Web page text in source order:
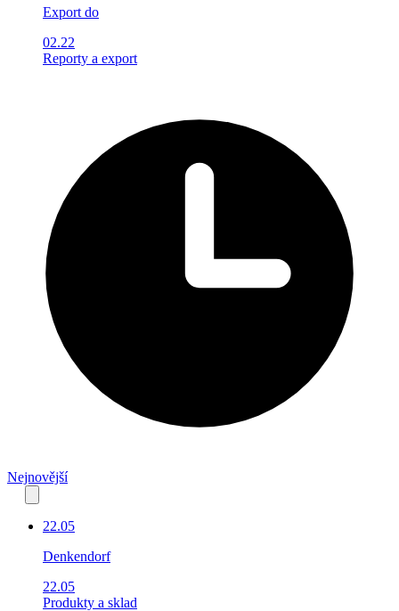
Export do
02.22
Reporty a export
Nejnovější
22.05
Denkendorf
22.05
Produkty a sklad